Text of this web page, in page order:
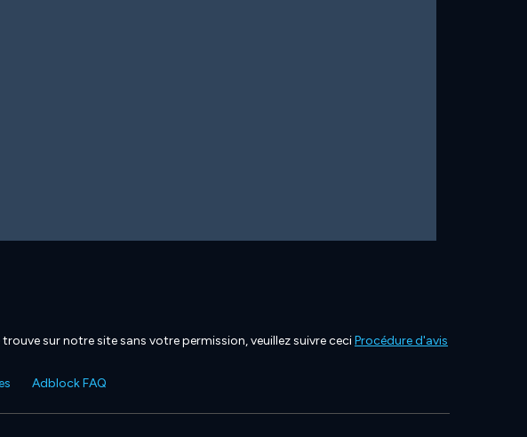
sur notre site sans votre permission, veuillez suivre ceciProcédure d'avis
Adblock FAQ